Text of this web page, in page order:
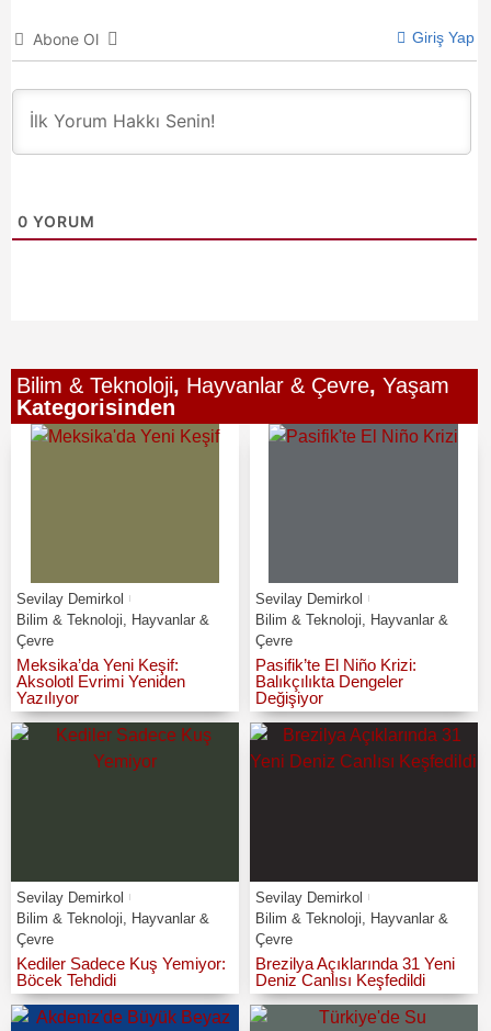
Abone Ol Giriş Yap
0 YORUM
Bilim & Teknoloji, Hayvanlar & Çevre, Yaşam
Kategorisinden
Sevilay Demirkol
Bilim & Teknoloji
Hayvanlar &
Çevre
Meksika’da Yeni Keşif:
Aksolotl Evrimi Yeniden
Yazılıyor
Sevilay Demirkol
Bilim & Teknoloji
Hayvanlar &
Çevre
Pasifik’te El Niño Krizi:
Balıkçılıkta Dengeler
Değişiyor
Sevilay Demirkol
Bilim & Teknoloji
Hayvanlar &
Çevre
Kediler Sadece Kuş Yemiyor:
Böcek Tehdidi
Sevilay Demirkol
Bilim & Teknoloji
Hayvanlar &
Çevre
Brezilya Açıklarında 31 Yeni
Deniz Canlısı Keşfedildi